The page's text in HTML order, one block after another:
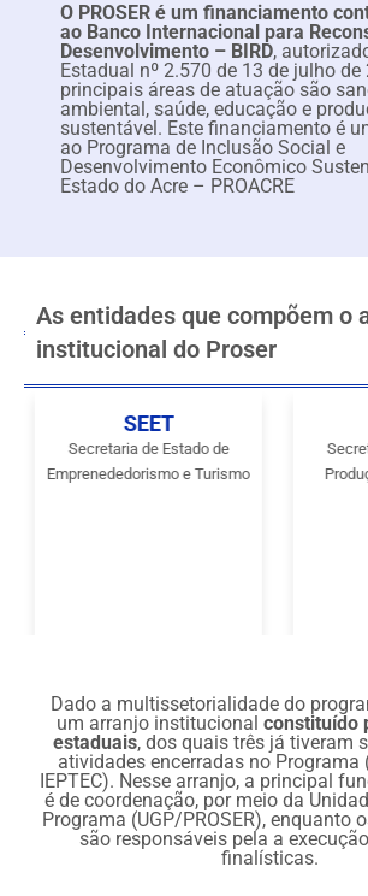
O PROSER é um financiamento
ao Banco Internacional para
Desenvolvimento – BIRD,
Estadual nº 2.570 de 13 de julho de
principais áreas de atuação são
ambiental, saúde, educação e
sustentável. Este financiamento é
ao Programa de Inclusão Social e
Desenvolvimento Econômico
Estado do Acre – PROACRE
As entidades que compõem o
institucional do Proser
SEET
Secretaria de Estado de
Emprenededorismo e Turismo
Dado a multissetorialidade do
um arranjo institucional constituído
estaduais, dos quais três já tiveram
atividades encerradas no Programa
IEPTEC). Nesse arranjo, a principal
é de coordenação, por meio da
Programa (UGP/PROSER), enquanto
são responsáveis pela a
finalísticas.